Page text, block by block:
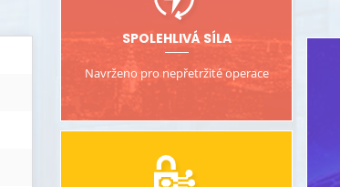
SPOLEHLIVÁ SÍLA
Navrženo pro nepřetržité operace